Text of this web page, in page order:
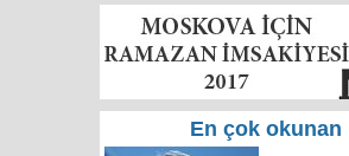
En çok okunan